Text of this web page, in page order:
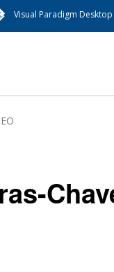
Visual Paradigm Desktop